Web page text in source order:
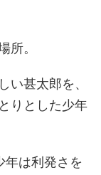
所。
い甚太郎を、
りとした少年
年は利発さを